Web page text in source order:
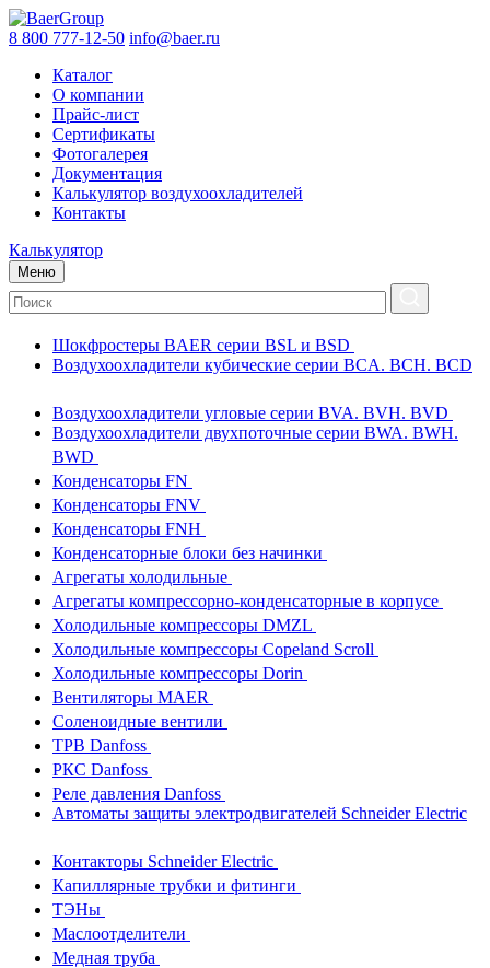
8 800 777-12-50 info@baer.ru
Каталог
О компании
Прайс-лист
Сертификаты
Фотогалерея
Документация
Калькулятор воздухоохладителей
Контакты
Калькулятор
Меню
Шокфростеры BAER серии BSL и BSD
Воздухоохладители кубические серии BCA. BCH. BCD
Воздухоохладители угловые серии BVA. BVH. BVD
Воздухоохладители двухпоточные серии BWA. BWH.
BWD
Конденсаторы FN
Конденсаторы FNV
Конденсаторы FNH
Конденсаторные блоки без начинки
Агрегаты холодильные
Агрегаты компрессорно-конденсаторные в корпусе
Холодильные компрессоры DMZL
Холодильные компрессоры Copeland Scroll
Холодильные компрессоры Dorin
Вентиляторы MAER
Соленоидные вентили
ТРВ Danfoss
РКС Danfoss
Реле давления Danfoss
Автоматы защиты электродвигателей Schneider Electric
Контакторы Schneider Electric
Капиллярные трубки и фитинги
ТЭНы
Маслоотделители
Медная труба